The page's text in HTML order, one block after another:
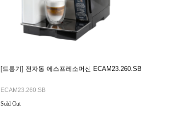
[드롱기] 전자동 에스프레소머신 ECAM23.260.SB
ECAM23.260.SB
Sold Out